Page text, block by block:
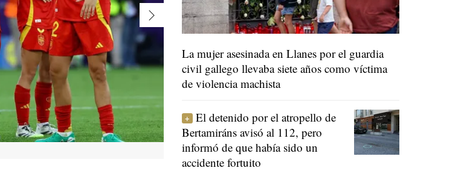
La mujer asesinada en Llanes por el guardia
civil gallego llevaba siete años como víctima
de violencia machista
El detenido por el atropello de
Bertamiráns avisó al 112, pero
informó de que había sido un
accidente fortuito